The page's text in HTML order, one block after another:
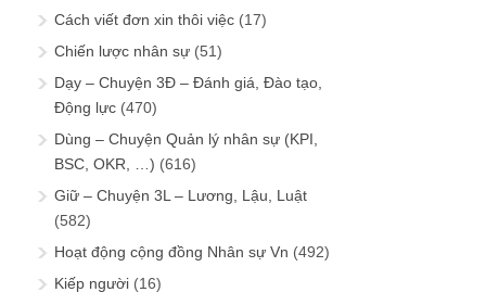
Cách viết đơn xin thôi việc (17)
Chiến lược nhân sự (51)
Dạy – Chuyện 3Đ – Đánh giá, Đào tạo,
Động lực (470)
Dùng – Chuyện Quản lý nhân sự (KPI,
BSC, OKR, …) (616)
Giữ – Chuyện 3L – Lương, Lậu, Luật
(582)
Hoạt động cộng đồng Nhân sự Vn (492)
Kiếp người (16)